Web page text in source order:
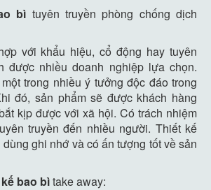
bì tuyên truyền phòng chống dịch
với khẩu hiệu, cổ động hay tuyên
được nhiều doanh nghiệp lựa chọn.
trong nhiều ý tưởng độc đáo trong
đó, sản phẩm sẽ được khách hàng
kịp được với xã hội. Có trách nhiệm
truyền đến nhiều người. Thiết kế
ghi nhớ và có ấn tượng tốt về sản
bao bìtake away: